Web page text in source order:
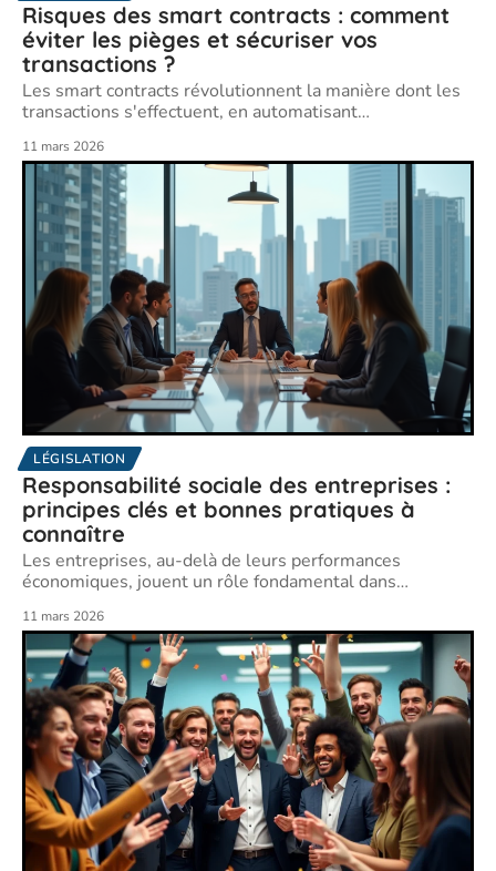
Risques des smart contracts : comment
éviter les pièges et sécuriser vos
transactions ?
Les smart contracts révolutionnent la manière dont les
transactions s'effectuent, en automatisant…
11 mars 2026
LÉGISLATION
Responsabilité sociale des entreprises :
principes clés et bonnes pratiques à
connaître
Les entreprises, au-delà de leurs performances
économiques, jouent un rôle fondamental dans…
11 mars 2026